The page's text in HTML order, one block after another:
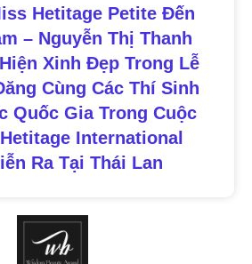
Hetitage Petite Đến
– Nguyễn Thị Thanh
Xinh Đẹp Trong Lễ
Cùng Các Thí Sinh
Quốc Gia Trong Cuộc
International
Ra Tại Thái Lan